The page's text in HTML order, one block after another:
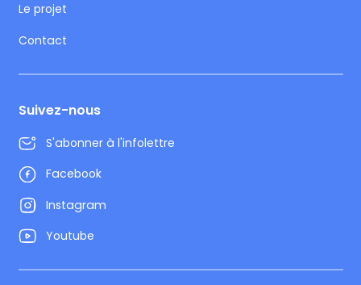
Le projet
Contact
Suivez-nous
S'abonner à l'infolettre
Facebook
Instagram
Youtube